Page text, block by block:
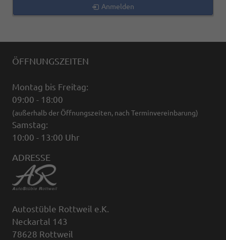
Anmelden
ÖFFNUNGSZEITEN
Montag bis Freitag:
09:00 - 18:00
(außerhalb der Öffnungszeiten, nach Terminvereinbarung)
Samstag:
10:00 - 13:00 Uhr
ADRESSE
Autostüble Rottweil e.K.
Neckartal 143
78628 Rottweil